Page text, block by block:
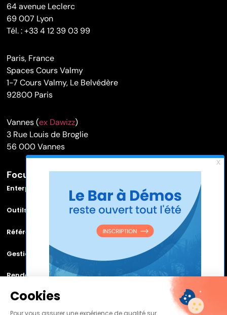
64 avenue Leclerc
69 007 Lyon
Tél. : +33 4 12 39 03 99
Paris, France
Spaces Cours Valmy
1-7 Cours Valmy, Le Belvédère
92800 Paris
Vannes (ex Dawizz)
3 Rue Louis de Broglie
56 000 Vannes
Focus sur
Enterprise Service Bus (ESB)
Outils et logiciels MDM
Référentiel de données
Gestion de la relation citoyen
Rendez vos applications Legacy communicantes grâce au
Cookies
Pour vous assurer une expérience de qualité sur